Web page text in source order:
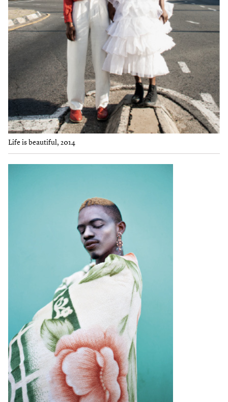
Life is beautiful, 2014